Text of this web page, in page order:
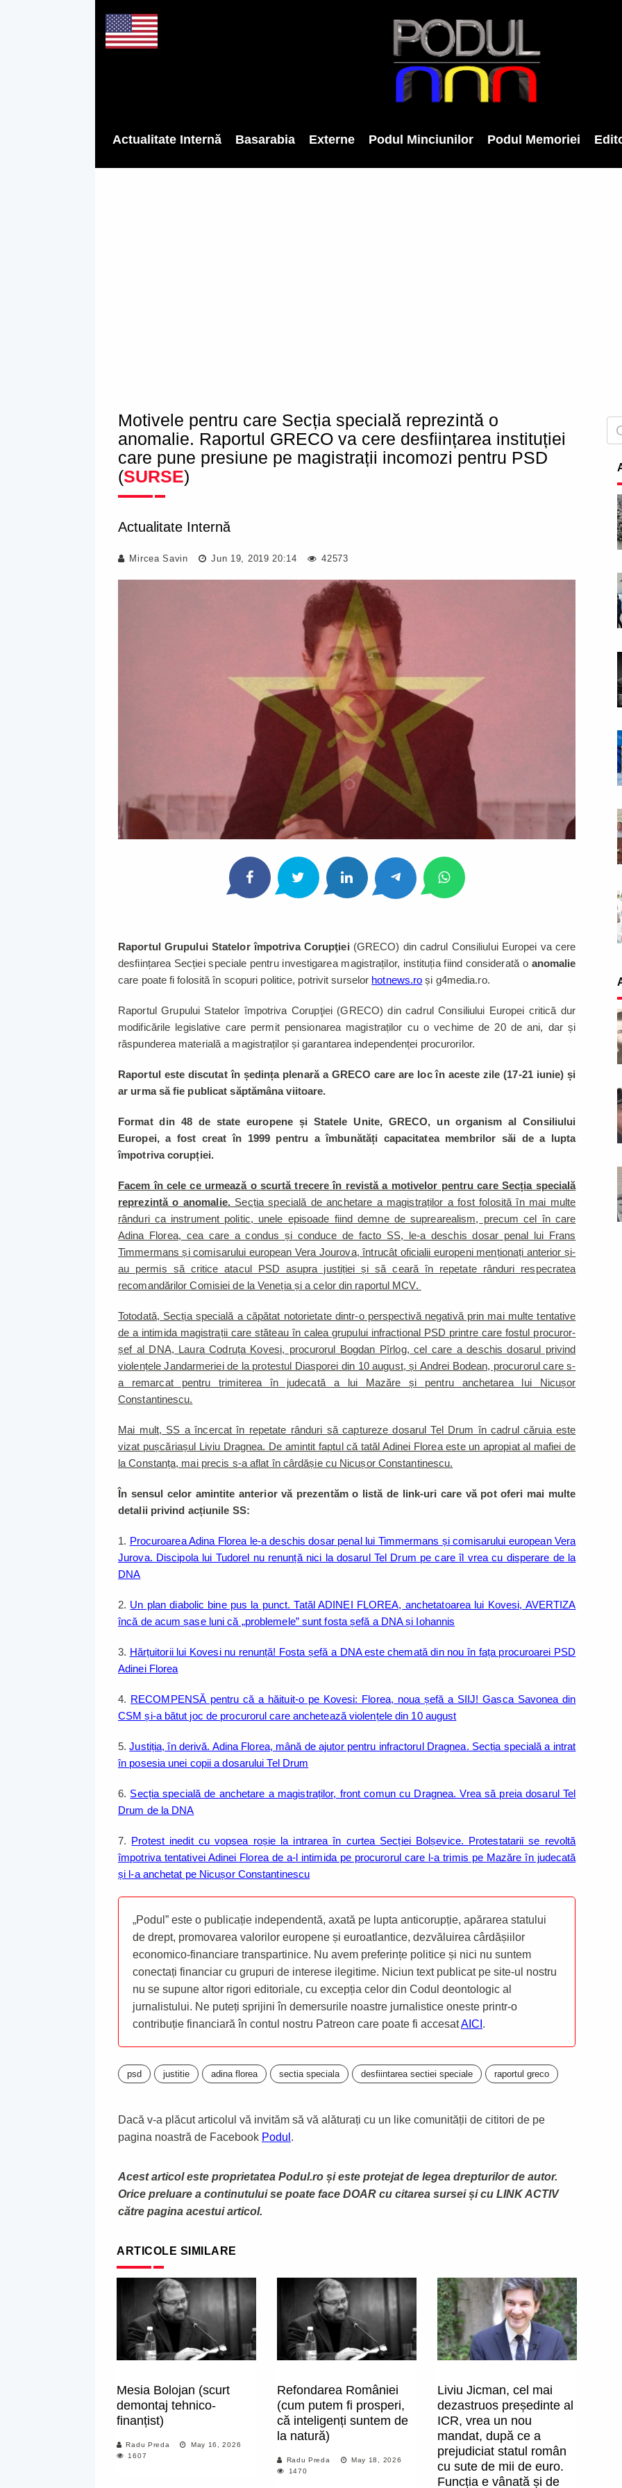
Actualitate Internă Basarabia Externe Podul Minciunilor Podul Memoriei
Motivele pentru care Secția specială reprezintă o
anomalie. Raportul GRECO va cere desființarea instituției
care pune presiune pe magistrații incomozi pentru PSD
(SURSE)
Actualitate Internă
Mircea Savin Jun 19, 2019 20:14 42573
Raportul Grupului Statelor împotriva Corupţiei (GRECO) din cadrul Consiliului Europei va cere
desființarea Secției speciale pentru investigarea magistraților, instituția fiind considerată o anomalie
care poate fi folosită în scopuri politice, potrivit surselor hotnews.ro și g4media.ro.
Raportul Grupului Statelor împotriva Corupţiei (GRECO) din cadrul Consiliului Europei critică dur
modificările legislative care permit pensionarea magistraților cu o vechime de 20 de ani, dar și
răspunderea materială a magistraților și garantarea independenței procurorilor.
Raportul este discutat în ședința plenară a GRECO care are loc în aceste zile (17-21 iunie) și
ar urma să fie publicat săptămâna viitoare.
Format din 48 de state europene și Statele Unite, GRECO, un organism al Consiliului
Europei, a fost creat în 1999 pentru a îmbunătăți capacitatea membrilor săi de a lupta
împotriva corupției.
Facem în cele ce urmează o scurtă trecere în revistă a motivelor pentru care Secția specială
reprezintă o anomalie.Secția specială de anchetare a magistraților a fost folosită în mai multe
rânduri ca instrument politic, unele episoade fiind demne de suprearealism, precum cel în care
Adina Florea, cea care a condus și conduce de facto SS, le-a deschis dosar penal lui Frans
Timmermans și comisarului european Vera Jourova, întrucât oficialii europeni menționați anterior și-
au permis să critice atacul PSD asupra justiției și să ceară în repetate rânduri respecratea
recomandărilor Comisiei de la Veneția și a celor din raportul MCV.
Totodată, Secția specială a căpătat notorietate dintr-o perspectivă negativă prin mai multe tentative
de a intimida magistrații care stăteau în calea grupului infracțional PSD printre care fostul procuror-
șef al DNA, Laura Codruța Kovesi, procurorul Bogdan Pîrlog, cel care a deschis dosarul privind
violențele Jandarmeriei de la protestul Diasporei din 10 august, și Andrei Bodean, procurorul care s-
a remarcat pentru trimiterea în judecată a lui Mazăre și pentru anchetarea lui Nicușor
Constantinescu.
Mai mult, SS a încercat în repetate rânduri să captureze dosarul Tel Drum în cadrul căruia este
vizat pușcăriașul Liviu Dragnea. De amintit faptul că tatăl Adinei Florea este un apropiat al mafiei de
la Constanța, mai precis s-a aflat în cârdășie cu Nicușor Constantinescu.
În sensul celor amintite anterior vă prezentăm o listă de link-uri care vă pot oferi mai multe
detalii privind acțiunile SS:
1. Procuroarea Adina Florea le-a deschis dosar penal lui Timmermans și comisarului european Vera
Jurova. Discipola lui Tudorel nu renunță nici la dosarul Tel Drum pe care îl vrea cu disperare de la
DNA
2. Un plan diabolic bine pus la punct. Tatăl ADINEI FLOREA, anchetatoarea lui Kovesi, AVERTIZA
încă de acum șase luni că „problemele” sunt fosta șefă a DNA și Iohannis
3. Hărțuitorii lui Kovesi nu renunță! Fosta șefă a DNA este chemată din nou în fața procuroarei PSD
Adinei Florea
4. RECOMPENSĂ pentru că a hăituit-o pe Kovesi: Florea, noua șefă a SIIJ! Gașca Savonea din
CSM și-a bătut joc de procurorul care anchetează violențele din 10 august
5.Justiția, în derivă. Adina Florea, mână de ajutor pentru infractorul Dragnea. Secția specială a intrat
în posesia unei copii a dosarului Tel Drum
6. Secția specială de anchetare a magistraților, front comun cu Dragnea. Vrea să preia dosarul Tel
Drum de la DNA
7. Protest inedit cu vopsea roșie la intrarea în curtea Secției Bolșevice. Protestatarii se revoltă
împotriva tentativei Adinei Florea de a-l intimida pe procurorul care l-a trimis pe Mazăre în judecată
și l-a anchetat pe Nicușor Constantinescu
„Podul” este o publicație independentă, axată pe lupta anticorupție, apărarea statului
de drept, promovarea valorilor europene și euroatlantice, dezvăluirea cârdășiilor
economico-financiare transpartinice. Nu avem preferințe politice și nici nu suntem
conectați financiar cu grupuri de interese ilegitime. Niciun text publicat pe site-ul nostru
nu se supune altor rigori editoriale, cu excepția celor din Codul deontologic al
jurnalistului. Ne puteți sprijini în demersurile noastre jurnalistice oneste printr-o
contribuție financiară în contul nostru Patreon care poate fi accesatAICI .
psd justitie adina florea sectia speciala desfiintarea sectiei speciale raportul greco
Dacă v-a plăcut articolul vă invităm să vă alăturați cu un like comunității de cititori de pe
pagina noastră de Facebook Podul .
Acest articol este proprietatea Podul.ro și este protejat de legea drepturilor de autor.
Orice preluare a continutului se poate face DOAR cu citarea sursei și cu LINK ACTIV
către pagina acestui articol.
ARTICOLE SIMILARE
Mesia Bolojan (scurt
demontaj tehnico-
finanțist)
Radu Preda
May 16, 2026
1607
Refondarea României
(cum putem fi prosperi,
că inteligenți suntem de
la natură)
Radu Preda
May 18, 2026
1470
Liviu Jicman, cel mai
dezastruos președinte al
ICR, vrea un nou
mandat, după ce a
prejudiciat statul român
cu sute de mii de euro.
Funcția e vânată și de